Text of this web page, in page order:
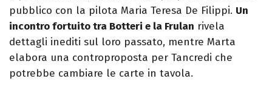
pubblico con la pilota Maria Teresa De Filippi. Un
incontro fortuito tra Botteri e la Frulan rivela
dettagli inediti sul loro passato, mentre Marta
elabora una controproposta per Tancredi che
potrebbe cambiare le carte in tavola.